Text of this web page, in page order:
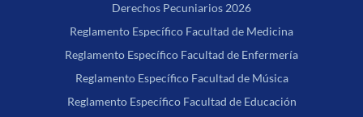
Derechos Pecuniarios 2026
Reglamento Específico Facultad de Medicina
Reglamento Específico Facultad de Enfermería
Reglamento Específico Facultad de Música
Reglamento Específico Facultad de Educación